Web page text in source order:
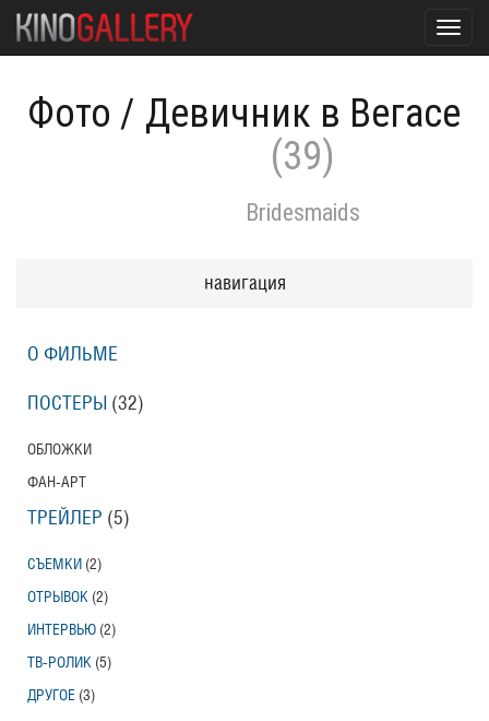
Фото / Девичник в Вегасе
(39)
Bridesmaids
навигация
О ФИЛЬМЕ
ПОСТЕРЫ (32)
ОБЛОЖКИ
ФАН-АРТ
ТРЕЙЛЕР (5)
СЪЕМКИ (2)
ОТРЫВОК (2)
ИНТЕРВЬЮ (2)
ТВ-РОЛИК (5)
ДРУГОЕ (3)